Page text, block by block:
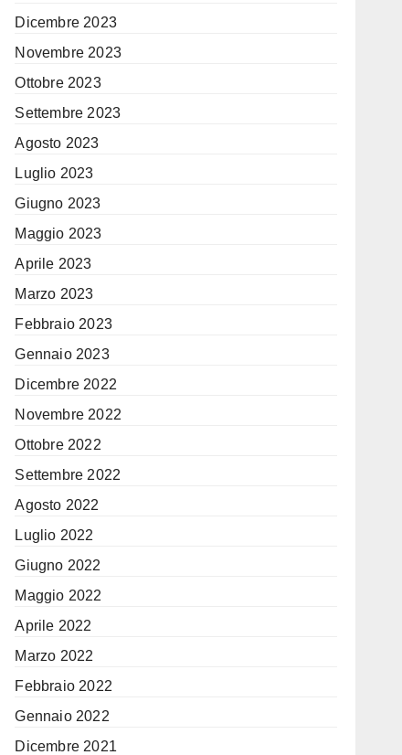
Dicembre 2023
Novembre 2023
Ottobre 2023
Settembre 2023
Agosto 2023
Luglio 2023
Giugno 2023
Maggio 2023
Aprile 2023
Marzo 2023
Febbraio 2023
Gennaio 2023
Dicembre 2022
Novembre 2022
Ottobre 2022
Settembre 2022
Agosto 2022
Luglio 2022
Giugno 2022
Maggio 2022
Aprile 2022
Marzo 2022
Febbraio 2022
Gennaio 2022
Dicembre 2021